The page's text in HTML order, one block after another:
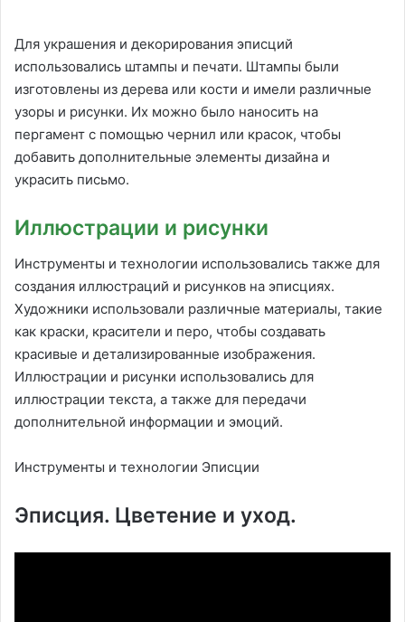
Для украшения и декорирования эписций
использовались штампы и печати. Штампы были
изготовлены из дерева или кости и имели различные
узоры и рисунки. Их можно было наносить на
пергамент с помощью чернил или красок, чтобы
добавить дополнительные элементы дизайна и
украсить письмо.
Иллюстрации и рисунки
Инструменты и технологии использовались также для
создания иллюстраций и рисунков на эписциях.
Художники использовали различные материалы, такие
как краски, красители и перо, чтобы создавать
красивые и детализированные изображения.
Иллюстрации и рисунки использовались для
иллюстрации текста, а также для передачи
дополнительной информации и эмоций.
Инструменты и технологии Эписции
Эписция. Цветение и уход.